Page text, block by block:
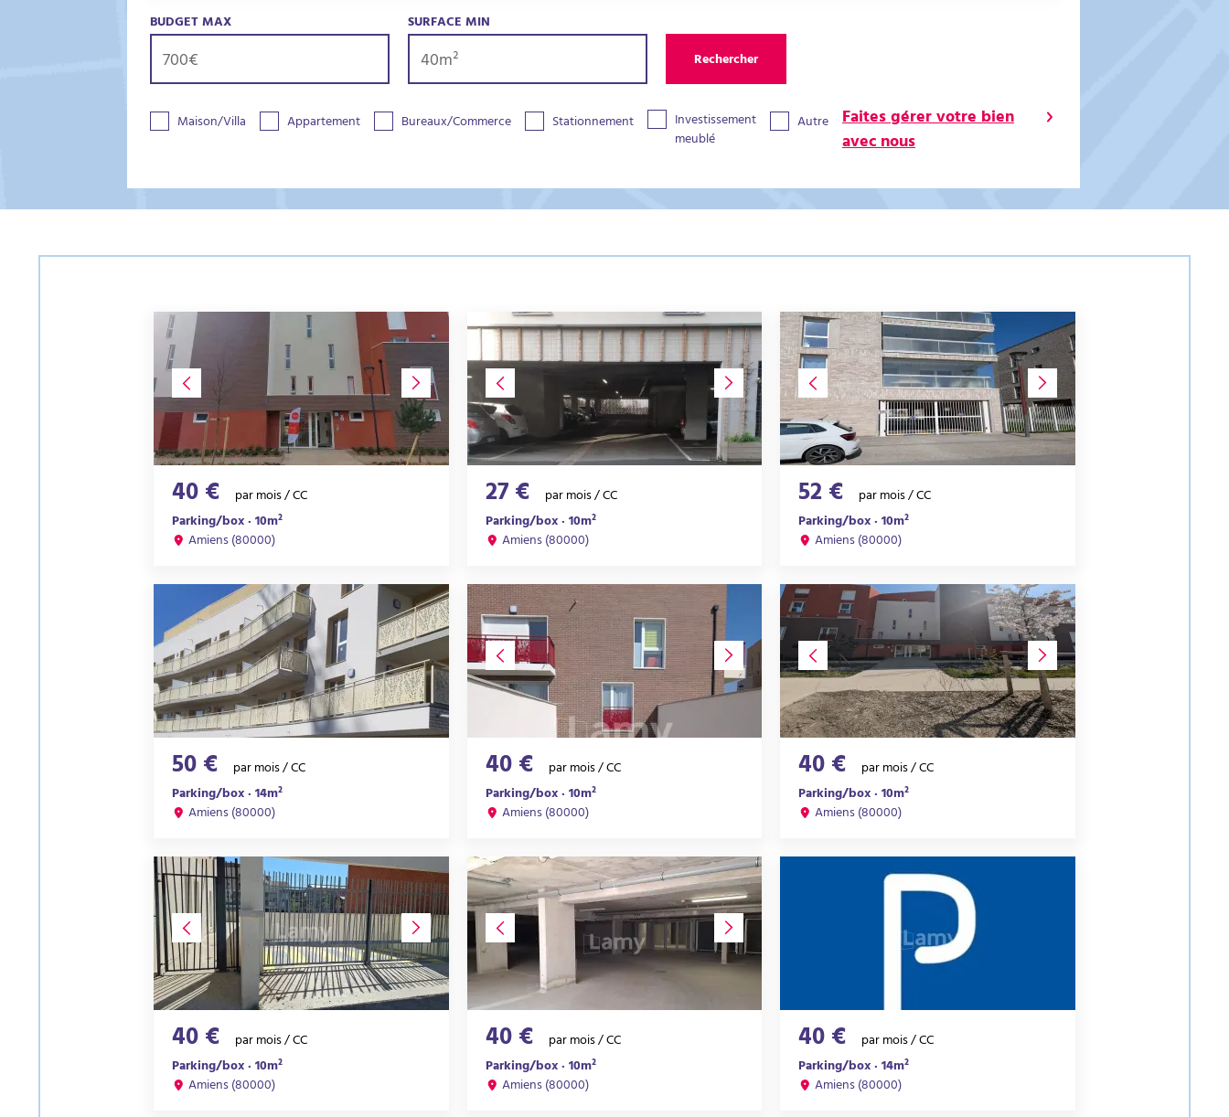
BUDGET MAX
SURFACE MIN
Rechercher
Maison/Villa Appartement Bureaux/Commerce Stationnement Investissement
meublé
Autre Faites gérer votre bien
avec nous
40 €
par mois / CC
Parking/box · 10m²
Amiens (80000)
27 €
par mois / CC
Parking/box · 10m²
Amiens (80000)
52 €
par mois / CC
Parking/box · 10m²
Amiens (80000)
50 €
par mois / CC
Parking/box · 14m²
Amiens (80000)
40 €
par mois / CC
Parking/box · 10m²
Amiens (80000)
40 €
par mois / CC
Parking/box · 10m²
Amiens (80000)
40 €
par mois / CC
Parking/box · 10m²
Amiens (80000)
40 €
par mois / CC
Parking/box · 10m²
Amiens (80000)
40 €
par mois / CC
Parking/box · 14m²
Amiens (80000)